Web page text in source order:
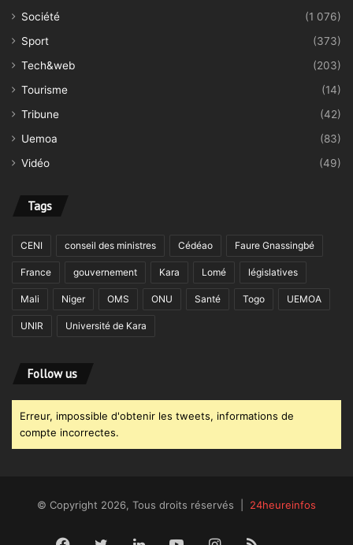
Société
(1 076)
Sport
(373)
Tech&web
(203)
Tourisme
(14)
Tribune
(42)
Uemoa
(83)
Vidéo
(49)
Tags
CENI conseil des ministres Cédéao Faure Gnassingbé
France gouvernement Kara Lomé législatives
Mali Niger OMS ONU Santé Togo UEMOA
UNIR Université de Kara
Follow us
Erreur, impossible d'obtenir les tweets, informations de
compte incorrectes.
© Copyright 2026, Tous droits réservés | 24heureinfos